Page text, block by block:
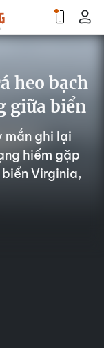
heo bạch
giữa biển
mắn ghi lại
hiếm gặp
Virginia,